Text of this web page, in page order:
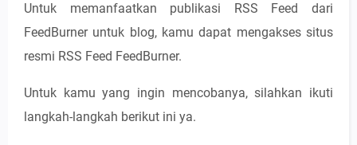
Untuk memanfaatkan publikasi RSS Feed dari
FeedBurner untuk blog, kamu dapat mengakses situs
resmi RSS Feed FeedBurner.
Untuk kamu yang ingin mencobanya, silahkan ikuti
langkah-langkah berikut ini ya.